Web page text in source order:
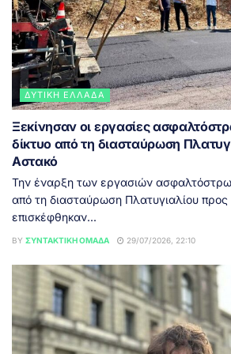
ΔΥΤΙΚΉ ΕΛΛΆΔΑ
Ξεκίνησαν οι εργασίες
δίκτυο από τη διασταύρωση
Αστακό
Την έναρξη των εργασιών
από τη διασταύρωση Πλατυγιαλίου
επισκέφθηκαν...
BY ΣΥΝΤΑΚΤΙΚΉ ΟΜΆΔΑ 29/07/2026, 22:10